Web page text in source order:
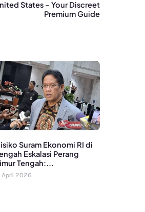
States – Your Discreet
Premium Guide
Suram Ekonomi RI di
Eskalasi Perang
Tengah:...
April 2026